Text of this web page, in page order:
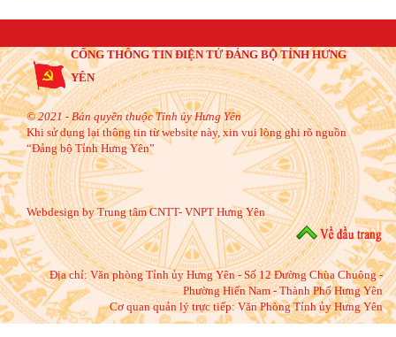
CỔNG THÔNG TIN ĐIỆN TỬ ĐẢNG BỘ TỈNH HƯNG
YÊN
© 2021 - Bản quyền thuộc Tỉnh ủy Hưng Yên
Khi sử dụng lại thông tin từ website này, xin vui lòng ghi rõ nguồn
“Đảng bộ Tỉnh Hưng Yên”
Webdesign by Trung tâm CNTT- VNPT Hưng Yên
Địa chỉ:Văn phòng Tỉnh ủy Hưng Yên - Số 12 Đường Chùa Chuông -
Phường Hiến Nam - Thành Phố Hưng Yên
Cơ quan quản lý trực tiếp: Văn Phòng Tỉnh ủy Hưng Yên